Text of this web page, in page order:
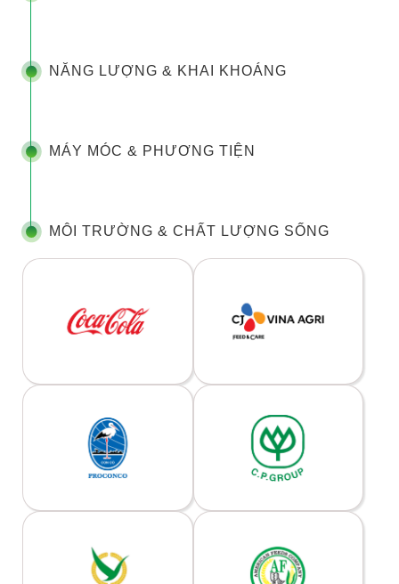
NĂNG LƯỢNG & KHAI KHOÁNG
MÁY MÓC & PHƯƠNG TIỆN
MÔI TRƯỜNG & CHẤT LƯỢNG SỐNG